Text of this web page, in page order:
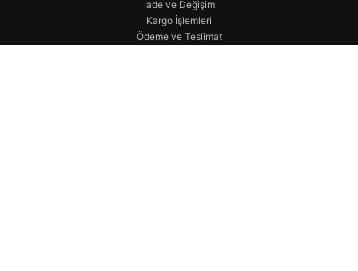
İade ve Değişim
Kargo İşlemleri
Ödeme ve Teslimat